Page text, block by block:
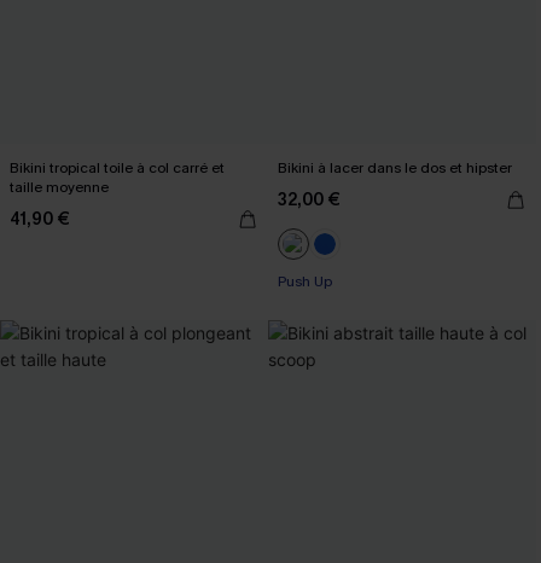
Bikini tropical toile à col carré et
taille moyenne
41,90 €
Bikini à lacer dans le dos et hipster
32,00 €
Push Up